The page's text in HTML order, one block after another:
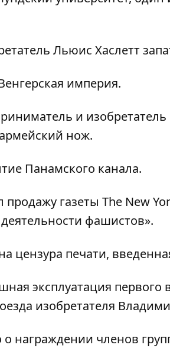
Льюис Хаслетт
империя.
и изобретатель
нож.
Панамского канала.
газеты The New
фашистов».
цензура печати,
эксплуатация первого
изобретателя
награждении членов